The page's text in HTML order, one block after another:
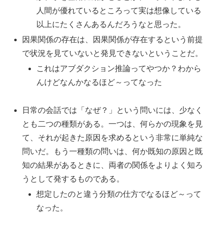
人間が優れているところって実は想像している
以上にたくさんあるんだろうなと思った。
因果関係の存在は、因果関係が存在するという前提
で状況を見ていないと発見できないということだ。
これはアブダクション推論ってやつか？わから
んけどなんかなるほど～ってなった
日常の会話では「なぜ？」という問いには、少なく
とも二つの種類がある。一つは、何らかの現象を見
て、それが起きた原因を求めるという非常に単純な
問いだ。もう一種類の問いは、何か既知の原因と既
知の結果があるときに、両者の関係をよりよく知ろ
うとして発するものである。
想定したのと違う分類の仕方でなるほど～って
なった。